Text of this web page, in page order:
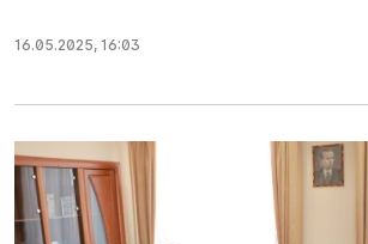
16.05.2025, 16:03